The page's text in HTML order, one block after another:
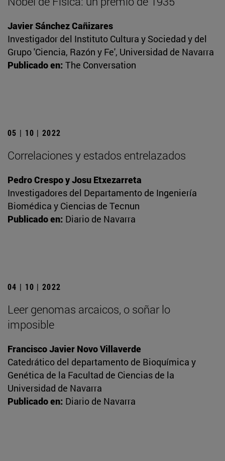
Javier Sánchez Cañizares
Investigador del Instituto Cultura y Sociedad y del
Grupo 'Ciencia, Razón y Fe', Universidad de Navarra
Publicado en: The Conversation
05 | 10 | 2022
Correlaciones y estados entrelazados
Pedro Crespo y Josu Etxezarreta
Investigadores del Departamento de Ingeniería
Biomédica y Ciencias de Tecnun
Publicado en: Diario de Navarra
04 | 10 | 2022
Leer genomas arcaicos, o soñar lo
imposible
Francisco Javier Novo Villaverde
Catedrático del departamento de Bioquímica y
Genética de la Facultad de Ciencias de la
Universidad de Navarra
Publicado en: Diario de Navarra